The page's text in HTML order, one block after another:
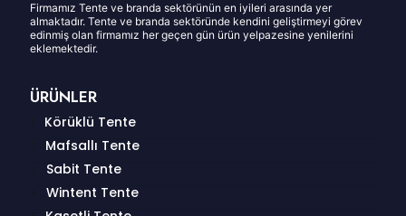
Firmamız Tente ve branda sektörünün en iyileri arasında yer
almaktadır. Tente ve branda sektöründe kendini geliştirmeyi görev
edinmiş olan firmamız her geçen gün ürün yelpazesine yenilerini
eklemektedir.
ÜRÜNLER
Körüklü Tente
Mafsallı Tente
Sabit Tente
Wintent Tente